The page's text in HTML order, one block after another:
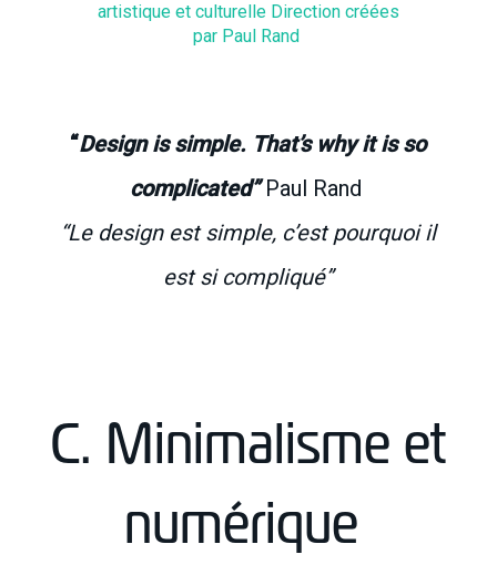
artistique et culturelle Direction créées
par Paul Rand
“Design is simple. That’s why it is so
complicated” Paul Rand
“Le design est simple, c’est pourquoi il
est si compliqué”
C. Minimalisme et
numérique